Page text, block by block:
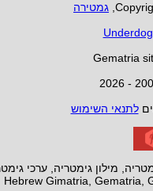
, גמטירה
Gematria
לתנאי השימוש
מילון גימטריה, ערכי
Hebrew Gimatria, Gematria,